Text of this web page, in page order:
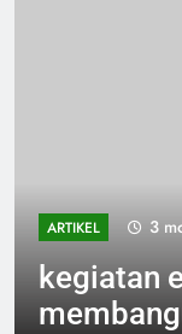
ARTIKEL 3
kegiatan